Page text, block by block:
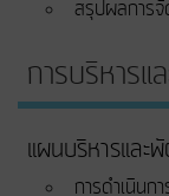
สรุปผลการ
การบริหาร
แผนบริหารแล
การดำเนินก